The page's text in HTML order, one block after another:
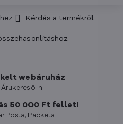
Kérdés a termékről
webáruház
n
50 000 Ft fellet!
Posta, Packeta